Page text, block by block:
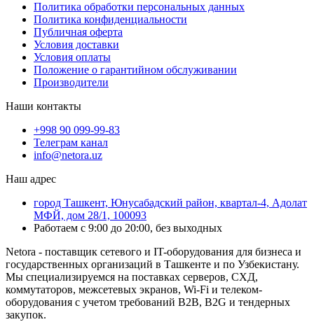
Политика обработки персональных данных
Политика конфиденциальности
Публичная оферта
Условия доставки
Условия оплаты
Положение о гарантийном обслуживании
Производители
Наши контакты
+998 90 099-99-83
Телеграм канал
info@netora.uz
Наш адрес
город Ташкент, Юнусабадский район, квартал-4, Адолат
МФЙ, дом 28/1, 100093
Работаем с 9:00 до 20:00, без выходных
Netora - поставщик сетевого и IT-оборудования для бизнеса и
государственных организаций в Ташкенте и по Узбекистану.
Мы специализируемся на поставках серверов, СХД,
коммутаторов, межсетевых экранов, Wi-Fi и телеком-
оборудования с учетом требований B2B, B2G и тендерных
закупок.